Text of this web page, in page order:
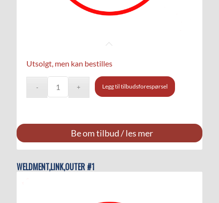
Utsolgt, men kan bestilles
Legg til tilbudsforespørsel
Be om tilbud / les mer
WELDMENT,LINK,OUTER #1